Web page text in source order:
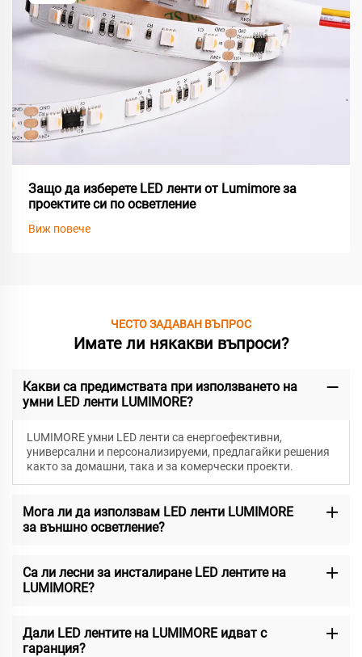
Защо да изберете LED ленти от Lumimore за
проектите си по осветление
Виж повече
ЧЕСТО ЗАДАВАН ВЪПРОС
Имате ли някакви въпроси?
Какви са предимствата при използването на
умни LED ленти LUMIMORE?
LUMIMORE умни LED ленти са енергоефективни,
универсални и персонализируеми, предлагайки решения
както за домашни, така и за комерчески проекти.
Мога ли да използвам LED ленти LUMIMORE
за външно осветление?
Са ли лесни за инсталиране LED лентите на
LUMIMORE?
Дали LED лентите на LUMIMORE идват с
гаранция?